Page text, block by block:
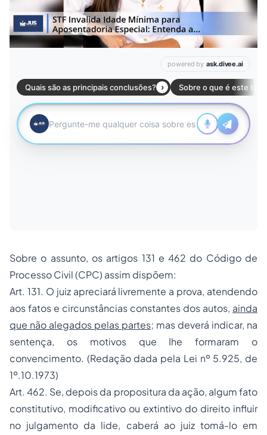
Sobre o assunto, os artigos 131 e 462 do Código de
Processo Civil (CPC) assim dispõem:
Art. 131. O juiz apreciará livremente a prova, atendendo
aos fatos e circunstâncias constantes dos autos, ainda
que não alegados pelas partes; mas deverá indicar, na
sentença, os motivos que Ihe formaram o
convencimento. (Redação dada pela Lei nº 5.925, de
1º.10.1973)
Art. 462. Se, depois da propositura da ação, algum fato
constitutivo, modificativo ou extintivo do direito influir
no julgamento da lide, caberá ao juiz tomá-lo em